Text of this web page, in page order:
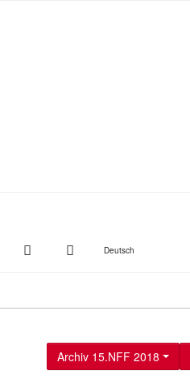
Twitter Instagram SucheDeutsch
Archiv 15.NFF 2018